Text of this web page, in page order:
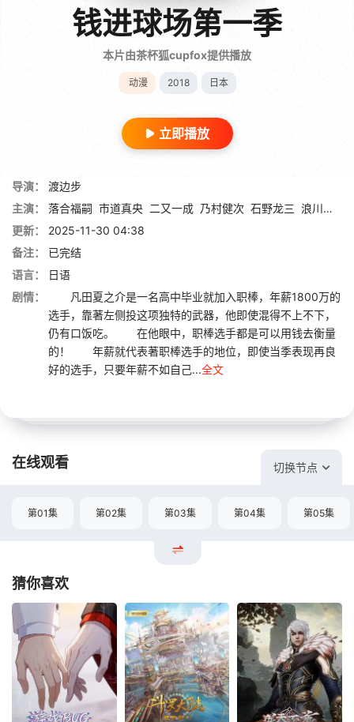
钱进球场第一季
本片由茶杯狐cupfox提供播放
动漫 2018 日本
立即播放
导演：
渡边步
主演：
落合福嗣 市道真央 二又一成 乃村健次 石野龙三 浪川大辅
更新：
2025-11-30 04:38
备注：
已完结
语言：
日语
剧情：
凡田夏之介是一名高中毕业就加入职棒，年薪1800万的
选手，靠著左侧投这项独特的武器，他即使混得不上不下，
仍有口饭吃。 在他眼中，职棒选手都是可以用钱去衡量
的！ 年薪就代表著职棒选手的地位，即使当季表现再良
好的选手，只要年薪不如自己...全文
在线观看 切换节点
第01集 第02集 第03集 第04集 第05集
猜你喜欢